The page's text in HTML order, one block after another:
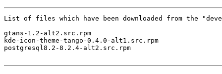
List of files which have been downloaded from the
gtans-1.2-alt2.src.rpm
kde-icon-theme-tango-0.4.0-alt1.src.rpm
postgresql8.2-8.2.4-alt2.src.rpm